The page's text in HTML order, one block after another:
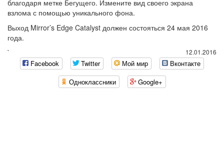
благодаря метке Бегущего. Измените вид своего экрана
взлома с помощью уникального фона.
Выход Mirror’s Edge Catalyst должен состояться 24 мая 2016
года.
12.01.2016
`
Facebook Twitter Мой мир
Вконтакте
Одноклассники
Google+